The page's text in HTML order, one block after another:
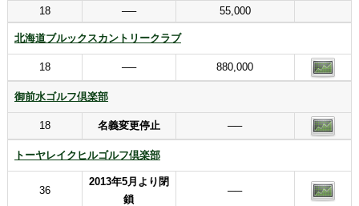
18 ── 55,000
北海道ブルックスカントリークラブ
18 ── 880,000
御前水ゴルフ倶楽部
18 名義変更停止 ──
トーヤレイクヒルゴルフ倶楽部
36
2013年5月より閉
鎖
──